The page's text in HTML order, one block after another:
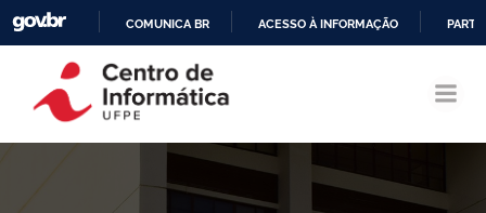
CONTEÚDO
COMUNICA BR ACESSO À INFORMAÇÃO